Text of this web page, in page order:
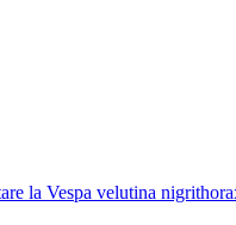
la Vespa velutina